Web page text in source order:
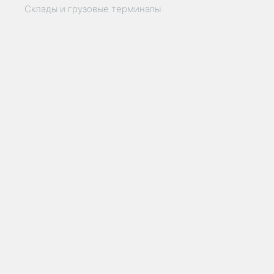
Склады и грузовые терминалы